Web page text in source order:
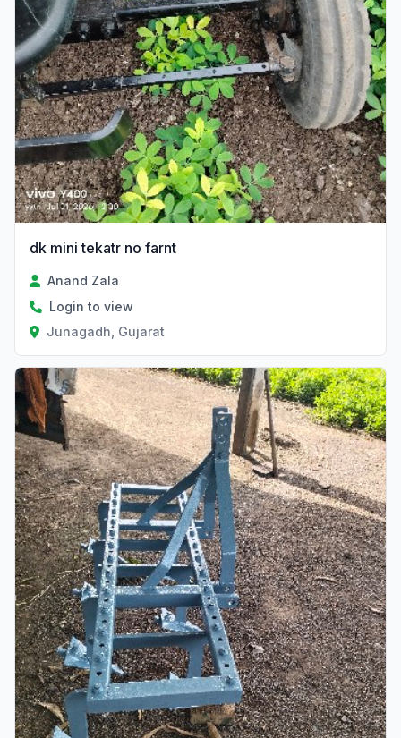
dk mini tekatr no farnt
Anand Zala
Login to view
Junagadh, Gujarat